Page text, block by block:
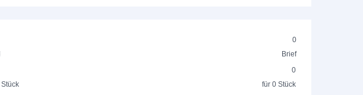
0
Brief
0
für 0 Stück